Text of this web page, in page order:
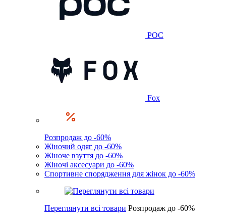
POC
Fox
Розпродаж до -60%
Жіночий одяг до -60%
Жіноче взуття до -60%
Жіночі аксесуари до -60%
Спортивне спорядження для жінок до -60%
Переглянути всі товари Розпродаж до -60%